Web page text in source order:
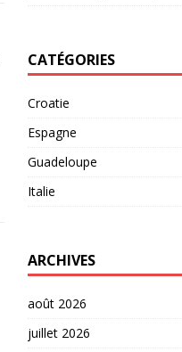
CATÉGORIES
Croatie
Espagne
Guadeloupe
Italie
ARCHIVES
août 2026
juillet 2026